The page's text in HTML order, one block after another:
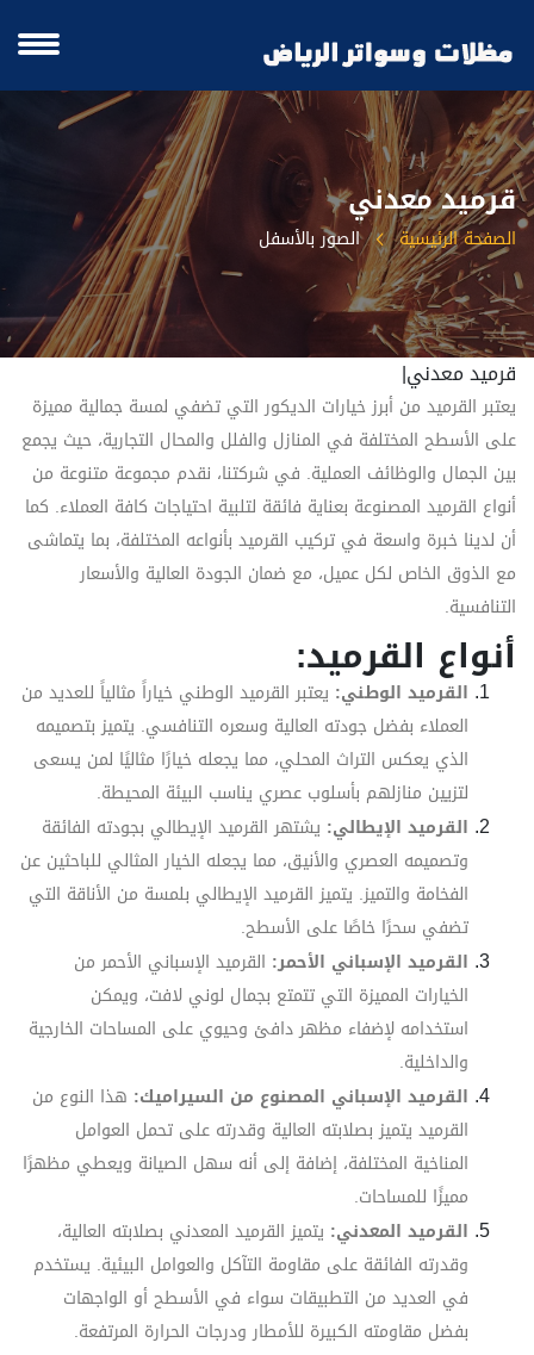
قرميد معدني
الصفحة الرئيسية الصور بالأسفل
قرميد معدني|
يعتبر القرميد من أبرز خيارات الديكور التي تضفي لمسة جمالية مميزة
على الأسطح المختلفة في المنازل والفلل والمحال التجارية، حيث يجمع
بين الجمال والوظائف العملية. في شركتنا، نقدم مجموعة متنوعة من
أنواع القرميد المصنوعة بعناية فائقة لتلبية احتياجات كافة العملاء. كما
أن لدينا خبرة واسعة في تركيب القرميد بأنواعه المختلفة، بما يتماشى
مع الذوق الخاص لكل عميل، مع ضمان الجودة العالية والأسعار
التنافسية.
أنواع القرميد:
القرميد الوطني: يعتبر القرميد الوطني خياراً مثالياً للعديد من
العملاء بفضل جودته العالية وسعره التنافسي. يتميز بتصميمه
الذي يعكس التراث المحلي، مما يجعله خيارًا مثاليًا لمن يسعى
لتزيين منازلهم بأسلوب عصري يناسب البيئة المحيطة.
القرميد الإيطالي: يشتهر القرميد الإيطالي بجودته الفائقة
وتصميمه العصري والأنيق، مما يجعله الخيار المثالي للباحثين عن
الفخامة والتميز. يتميز القرميد الإيطالي بلمسة من الأناقة التي
تضفي سحرًا خاصًا على الأسطح.
القرميد الإسباني الأحمر: القرميد الإسباني الأحمر من
الخيارات المميزة التي تتمتع بجمال لوني لافت، ويمكن
استخدامه لإضفاء مظهر دافئ وحيوي على المساحات الخارجية
والداخلية.
القرميد الإسباني المصنوع من السيراميك: هذا النوع من
القرميد يتميز بصلابته العالية وقدرته على تحمل العوامل
المناخية المختلفة، إضافة إلى أنه سهل الصيانة ويعطي مظهرًا
مميزًا للمساحات.
القرميد المعدني: يتميز القرميد المعدني بصلابته العالية،
وقدرته الفائقة على مقاومة التآكل والعوامل البيئية. يستخدم
في العديد من التطبيقات سواء في الأسطح أو الواجهات
بفضل مقاومته الكبيرة للأمطار ودرجات الحرارة المرتفعة.